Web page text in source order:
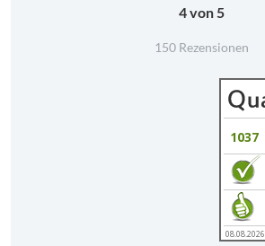
4 von 5
150 Rezensionen
1037
08.08.2026